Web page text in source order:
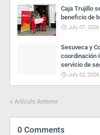
Caja Trujillo
beneficio de
July 07, 2026
Sesuveca y
coordinación
servicio de
July 02, 2026
Artículo Anterior
0 Comments